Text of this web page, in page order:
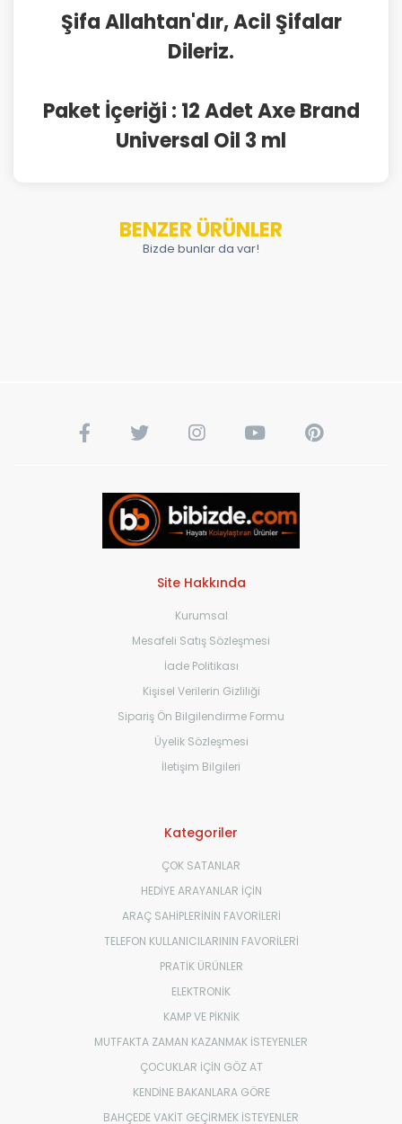
Şifa Allahtan'dır, Acil Şifalar
Dileriz.
Paket İçeriği : 12 Adet Axe Brand
Universal Oil 3 ml
BENZER ÜRÜNLER
Bizde bunlar da var!
Site Hakkında
Kurumsal
Mesafeli Satış Sözleşmesi
İade Politikası
Kişisel Verilerin Gizliliği
Sipariş Ön Bilgilendirme Formu
Üyelik Sözleşmesi
İletişim Bilgileri
Kategoriler
ÇOK SATANLAR
HEDİYE ARAYANLAR İÇİN
ARAÇ SAHİPLERİNİN FAVORİLERİ
TELEFON KULLANICILARININ FAVORİLERİ
PRATİK ÜRÜNLER
ELEKTRONİK
KAMP VE PİKNİK
MUTFAKTA ZAMAN KAZANMAK İSTEYENLER
ÇOCUKLAR İÇİN GÖZ AT
KENDİNE BAKANLARA GÖRE
BAHÇEDE VAKİT GEÇİRMEK İSTEYENLER